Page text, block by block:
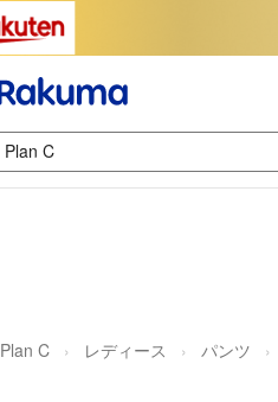
Plan C レディース パンツ